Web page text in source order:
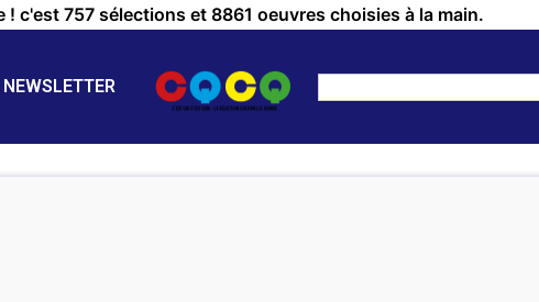
! c'est 757 sélections et 8861 oeuvres choisies à la main.
NEWSLETTER